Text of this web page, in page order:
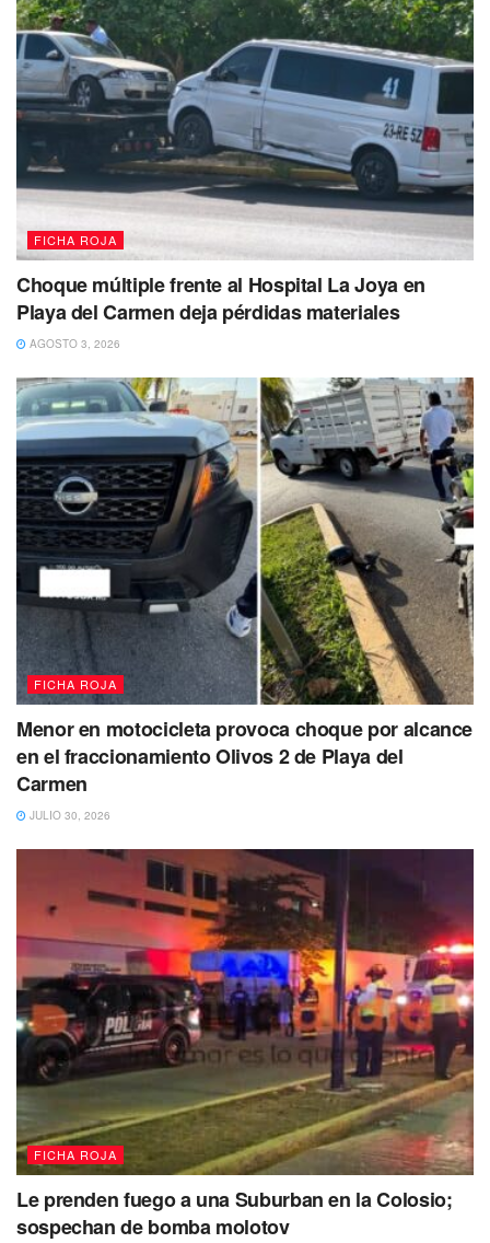
FICHA ROJA
Choque múltiple frente al Hospital La Joya en
Playa del Carmen deja pérdidas materiales
AGOSTO 3, 2026
FICHA ROJA
Menor en motocicleta provoca choque por alcance
en el fraccionamiento Olivos 2 de Playa del
Carmen
JULIO 30, 2026
FICHA ROJA
Le prenden fuego a una Suburban en la Colosio;
sospechan de bomba molotov